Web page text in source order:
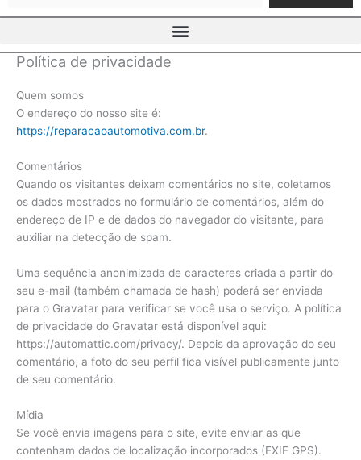
Política de privacidade
Quem somos
O endereço do nosso site é:
https://reparacaoautomotiva.com.br.
Comentários
Quando os visitantes deixam comentários no site, coletamos
os dados mostrados no formulário de comentários, além do
endereço de IP e de dados do navegador do visitante, para
auxiliar na detecção de spam.
Uma sequência anonimizada de caracteres criada a partir do
seu e-mail (também chamada de hash) poderá ser enviada
para o Gravatar para verificar se você usa o serviço. A política
de privacidade do Gravatar está disponível aqui:
https://automattic.com/privacy/. Depois da aprovação do seu
comentário, a foto do seu perfil fica visível publicamente junto
de seu comentário.
Mídia
Se você envia imagens para o site, evite enviar as que
contenham dados de localização incorporados (EXIF GPS).